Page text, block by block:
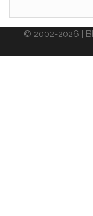
© 2002-2026 |